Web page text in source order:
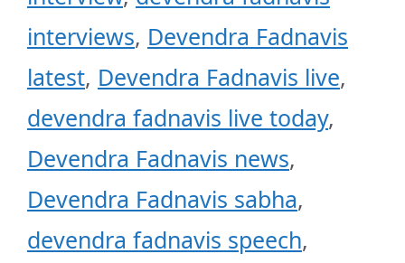
interviews, Devendra Fadnavis
latest, Devendra Fadnavis live,
devendra fadnavis live today,
Devendra Fadnavis news,
Devendra Fadnavis sabha,
devendra fadnavis speech,